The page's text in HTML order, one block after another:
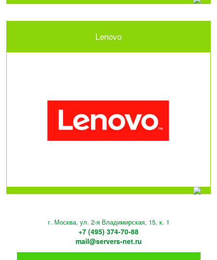
Lenovo
г. Москва, ул. 2-я Владимирская, 15, к. 1
+7 (495) 374-70-88
mail@servers-net.ru